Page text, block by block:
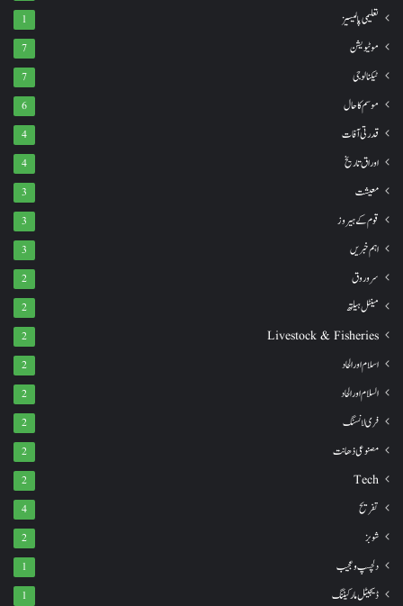
تعلیمی پالیسیز 1
موٹیویشن 7
ٹیکنالوجی 7
موسم کا حال 6
قدرتی آفات 4
اوراق تاریخ 4
معیشت 3
قوم کے ہیروز 3
اہم خبریں 3
سروروق 2
مینٹل ہیلتھ 2
Livestock & Fisheries
2
اسلام اور الحاد 2
السلام اور الحاد 2
فری لانسنگ 2
مصنوعی ذھانت 2
Tech
2
تفریح 4
شوبز 2
دلچسپ و عجیب 1
ڈیجیٹل مارکیٹنگ 1